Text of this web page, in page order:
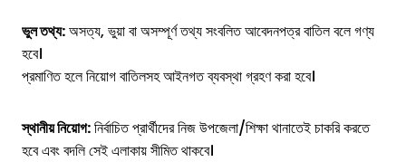
ভুল তথ্য:অসত্য, ভুয়া বা অসম্পূর্ণ তথ্য সংবলিত আবেদনপত্র বাতিল বলে গণ্য
হবে।
প্রমাণিত হলে নিয়োগ বাতিলসহ আইনগত ব্যবস্থা গ্রহণ করা হবে।
স্থানীয় নিয়োগ:নির্বাচিত প্রার্থীদের নিজ উপজেলা/শিক্ষা থানাতেই চাকরি করতে
হবে এবং বদলি সেই এলাকায় সীমিত থাকবে।